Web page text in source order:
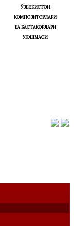
ЎЗБЕКИСТОН
КОМПОЗИТОРЛАРИ
ВА БАСТАКОРЛАРИ
УЮШМАСИ